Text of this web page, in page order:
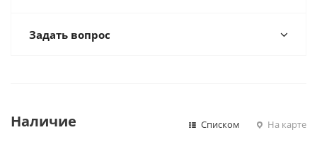
Задать вопрос
Наличие Списком На карте